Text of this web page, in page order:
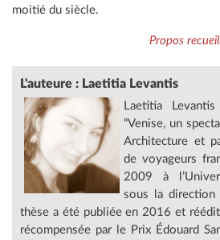
moitié du siècle.
Propos
L'auteure : Laetitia Levantis
Laetitia
“Venise, un
Architecture et
de voyageurs
2009 à
sous la direction
thèse a été publiée en 2016 et
récompensée par le Prix Édouard